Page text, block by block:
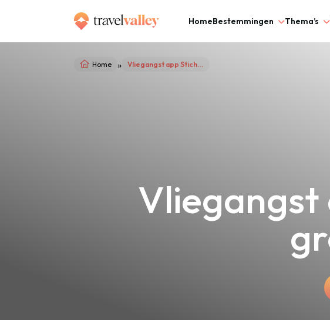
HomeBestemmingen Thema’s
Home » Vliegangst app Stichting VALK groot succes
Vliegangst